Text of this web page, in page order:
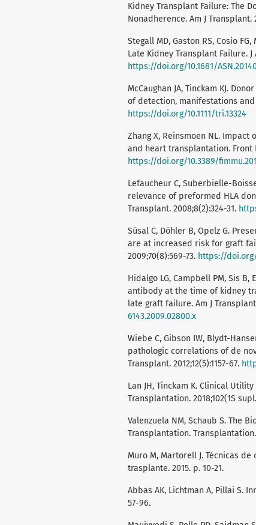
Kidney Transplant Failure: The
Nonadherence. Am J Transplant.
Stegall MD, Gaston RS, Cosio
Late Kidney Transplant Failure. J
https://doi.org/10.1681/
McCaughan JA, Tinckam KJ.
of detection, manifestations and
https://doi.org/10.1111/tri.13324
Zhang X, Reinsmoen NL.
and heart transplantation. Front
https://doi.org/10.3389/
Lefaucheur C, Suberbielle-
relevance of preformed HLA
Transplant. 2008;8(2):324-31.
Süsal C, Döhler B, Opelz G.
are at increased risk for graft
2009;70(8):569-73. https://doi.org/
Hidalgo LG, Campbell PM, Sis B,
antibody at the time of kidney
late graft failure. Am J
6143.2009.02800.x
Wiebe C, Gibson IW, Blydt-
pathologic correlations of de
Transplant. 2012;12(5):1157-67.
Lan JH, Tinckam K. Clinical
Transplantation. 2018;102(1S
Valenzuela NM, Schaub S. The
Transplantation. Transplantation.
Muro M, Martorell J. Técnicas
trasplante. 2015. p. 10-21.
Abbas AK, Lichtman A, Pillai S.
57-96.